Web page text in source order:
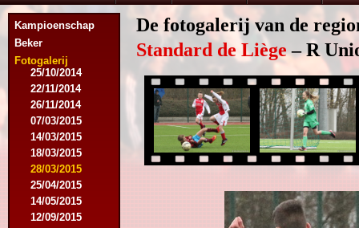
Kampioenschap
Beker
Fotogalerij
31/08/2014
13/09/2014
27/09/2014
18/10/2014
25/10/2014
22/11/2014
26/11/2014
07/03/2015
14/03/2015
18/03/2015
28/03/2015
25/04/2015
14/05/2015
12/09/2015
De fotogalerij van de
Standard de Liège– R